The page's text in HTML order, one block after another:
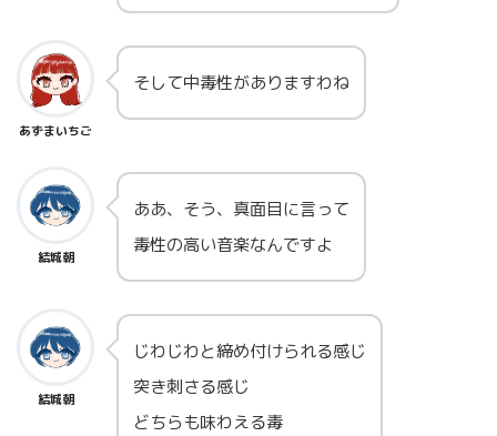
あずまいちご
そして中毒性がありますわね
結城朝
ああ、そう、真面目に言って
毒性の高い音楽なんですよ
結城朝
じわじわと締め付けられる感じ
突き刺さる感じ
どちらも味わえる毒